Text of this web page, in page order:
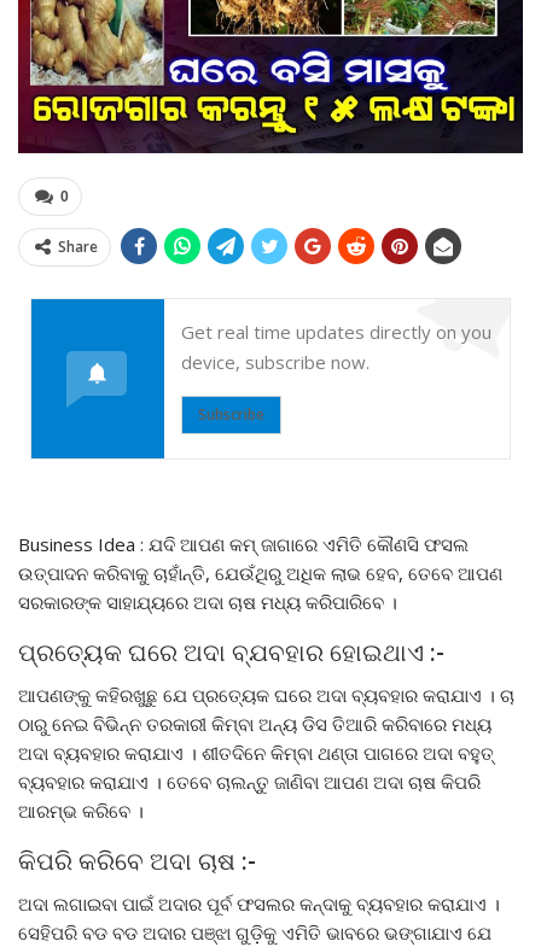
0
Share
Get real time updates directly on you
device, subscribe now.
Subscribe
Business Idea : ଯଦି ଆପଣ କମ୍ ଜାଗାରେ ଏମିତି କୌଣସି ଫସଲ
ଉତ୍ପାଦନ କରିବାକୁ ଚାହାଁନ୍ତି, ଯେଉଁଥିରୁ ଅଧିକ ଲାଭ ହେବ, ତେବେ ଆପଣ
ସରକାରଙ୍କ ସାହାଯ୍ୟରେ ଅଦା ଚାଷ ମଧ୍ୟ କରିପାରିବେ ।
ପ୍ରତ୍ୟେକ ଘରେ ଅଦା ବ୍ଯବହାର ହୋଇଥାଏ :-
ଆପଣଙ୍କୁ କହିରଖୁଛୁ ଯେ ପ୍ରତ୍ୟେକ ଘରେ ଅଦା ବ୍ୟବହାର କରାଯାଏ । ଚା
ଠାରୁ ନେଇ ବିଭିନ୍ନ ତରକାରୀ କିମ୍ବା ଅନ୍ୟ ଡିସ ତିଆରି କରିବାରେ ମଧ୍ୟ
ଅଦା ବ୍ୟବହାର କରାଯାଏ । ଶୀତଦିନେ କିମ୍ବା ଥଣ୍ତା ପାଗରେ ଅଦା ବହୁତ୍
ବ୍ୟବହାର କରାଯାଏ । ତେବେ ଚାଲନ୍ତୁ ଜାଣିବା ଆପଣ ଅଦା ଚାଷ କିପରି
ଆରମ୍ଭ କରିବେ ।
କିପରି କରିବେ ଅଦା ଚାଷ :-
ଅଦା ଲଗାଇବା ପାଇଁ ଅଦାର ପୂର୍ବ ଫସଲର କନ୍ଦାକୁ ବ୍ୟବହାର କରାଯାଏ ।
ସେହିପରି ବଡ ବଡ ଅଦାର ପଞ୍ଝା ଗୁଡ଼ିକୁ ଏମିତି ଭାବରେ ଭଙ୍ଗାଯାଏ ଯେ